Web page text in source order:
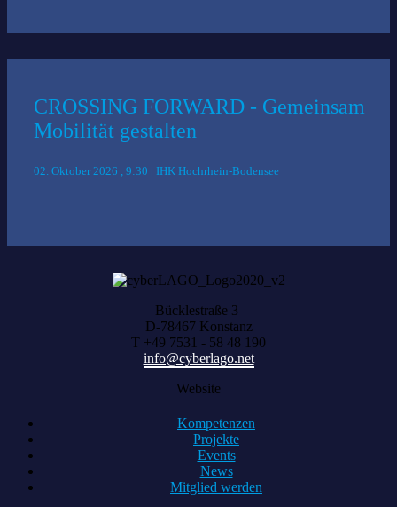
CROSSING FORWARD - Gemeinsam
Mobilität gestalten
02. Oktober 2026 , 9:30 | IHK Hochrhein-Bodensee
Bücklestraße 3
D-78467 Konstanz
T +49 7531 - 58 48 190
info@cyberlago.net
Website
Kompetenzen
Projekte
Events
News
Mitglied werden